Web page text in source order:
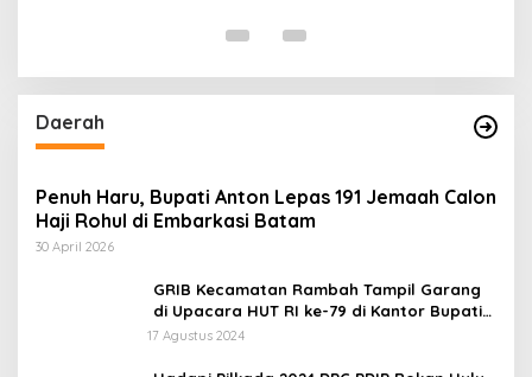
Daerah
Penuh Haru, Bupati Anton Lepas 191 Jemaah Calon
Haji Rohul di Embarkasi Batam
30 April 2026
GRIB Kecamatan Rambah Tampil Garang
di Upacara HUT RI ke-79 di Kantor Bupati
Rokan Hulu!
17 Agustus 2024